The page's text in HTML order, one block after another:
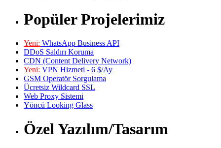
Popüler Projelerimiz
Yeni: WhatsApp Business API
DDoS Saldırı Koruma
CDN (Content Delivery Network)
Yeni: VPN Hizmeti - 6 $/Ay
GSM Operatör Sorgulama
Ücretsiz Wildcard SSL
Web Proxy Sistemi
Yöncü Looking Glass
Özel Yazılım/Tasarım